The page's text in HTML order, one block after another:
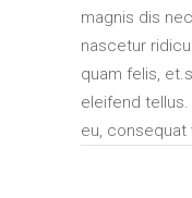
magnis dis
nascetur
quam felis,
eleifend
eu, consequat